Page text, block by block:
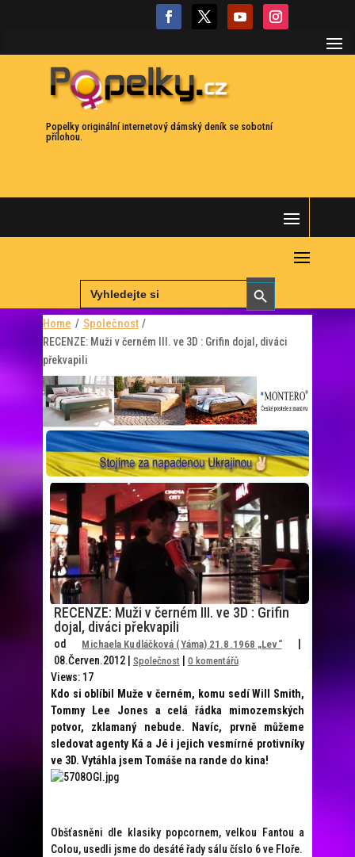
Popelky originální internetový dámský deník se sobotní
přílohou.
Search
for:
Search Button
Home / Společnost /
RECENZE: Muži v černém III. ve 3D : Grifin dojal, diváci
překvapili
RECENZE: Muži v černém III. ve 3D : Grifin
dojal, diváci překvapili
od Michaela Kudláčková (Yáma) 21.8.1968 „Lev“|
08.Červen.2012| Společnost 0 komentářů
Views: 17
Kdo si oblíbil Muže v černém, komu sedí Will Smith,
Tommy Lee Jones a celá řádka mimozemských
potvor, zklamaný nebude. Navíc, prvně můžeme
sledovat agenty Ká a Jé i jejich vesmírné protivníky
ve 3D. Vytáhla jsem Tomáše na rande do kina!
Obšťasněni dle klasiky popcornem, velkou Fantou a
Colou, usedli jsme do desáté řady sálu číslo 6 ve Floře.